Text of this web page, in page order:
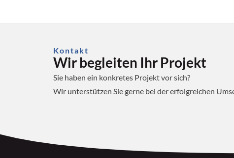
Kontakt
Wir begleiten Ihr Projekt
Sie haben ein konkretes Projekt vor sich?
Wir unterstützen Sie gerne bei der erfolgreichen